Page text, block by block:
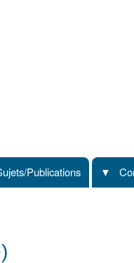
Publications